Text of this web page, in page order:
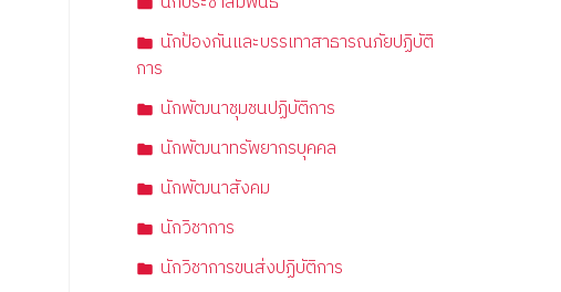
นักป้องกันและบรรเทาสาธารณภัยปฏิบัติ
การ
นักพัฒนาชุมชนปฏิบัติการ
นักพัฒนาทรัพยากรบุคคล
นักพัฒนาสังคม
นักวิชาการ
นักวิชาการขนส่งปฏิบัติการ